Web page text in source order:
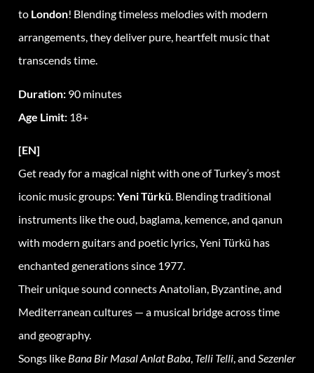
to London! Blending timeless melodies with modern
arrangements, they deliver pure, heartfelt music that
transcends time.
Duration: 90 minutes
Age Limit: 18+
[EN]
Get ready for a magical night with one of Turkey’s most
iconic music groups: Yeni Türkü. Blending traditional
instruments like the oud, baglama, kemence, and qanun
with modern guitars and poetic lyrics, Yeni Türkü has
enchanted generations since 1977.
Their unique sound connects Anatolian, Byzantine, and
Mediterranean cultures — a musical bridge across time
and geography.
Songs like Bana Bir Masal Anlat Baba, Telli Telli, and Sezenler